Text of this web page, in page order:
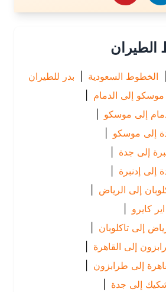
السعودية | بدر للطيران
الدمام
|
موسكو |
موسكو |
جدة
|
الرياض
|
|
تاكلوبان |
القاهرة |
طرابزون |
جدة